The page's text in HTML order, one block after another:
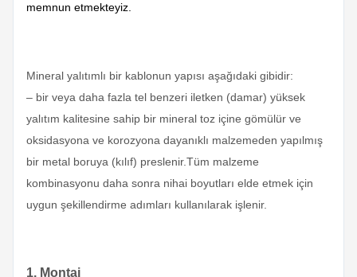
memnun etmekteyiz.
Mineral yalıtımlı bir kablonun yapısı aşağıdaki gibidir:
– bir veya daha fazla tel benzeri iletken (damar) yüksek
yalıtım kalitesine sahip bir mineral toz içine gömülür ve
oksidasyona ve korozyona dayanıklı malzemeden yapılmış
bir metal boruya (kılıf) preslenir.Tüm malzeme
kombinasyonu daha sonra nihai boyutları elde etmek için
uygun şekillendirme adımları kullanılarak işlenir.
1. Montaj